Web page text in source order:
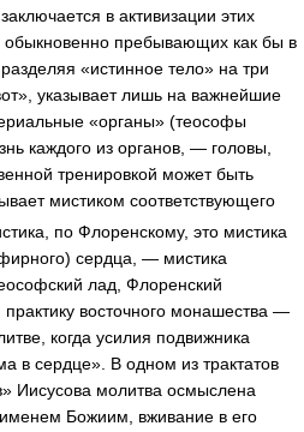
в активизации этих
обыкновенно пребывающих как бы в
«истинное тело» на три
указывает лишь на важнейшие
«органы» (теософы
каждого из органов, — головы,
тренировкой может быть
мистиком соответствующего
по Флоренскому, это мистика
сердца, — мистика
лад, Флоренский
практику восточного монашества —
когда усилия подвижника
в сердце». В одном из трактатов
Иисусова молитва осмыслена
Божиим, вживание в его